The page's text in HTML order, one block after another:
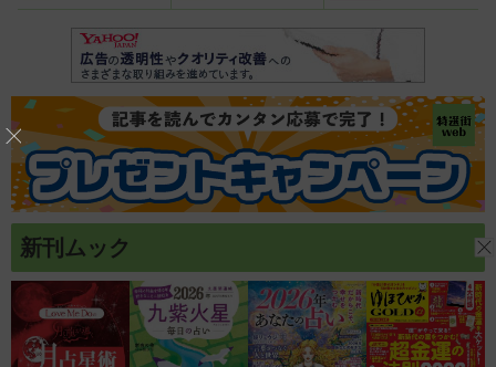
ー おすすめはコ
レだ!
新刊ムック